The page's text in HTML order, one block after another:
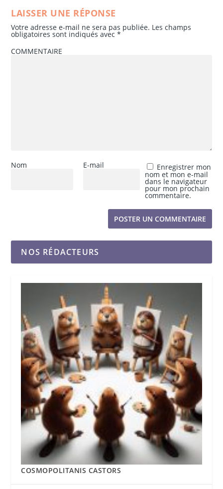
LAISSER UNE RÉPONSE
Votre adresse e-mail ne sera pas publiée. Les champs
obligatoires sont indiqués avec*
COMMENTAIRE
Nom E-mail Enregistrer mon
nom et mon e-mail
dans le navigateur
pour mon prochain
commentaire.
NOS RÉDACTEURS
COSMOPOLITANIS CASTORS